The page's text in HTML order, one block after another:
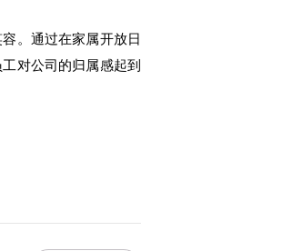
。通过在家属开放日
对公司的归属感起到